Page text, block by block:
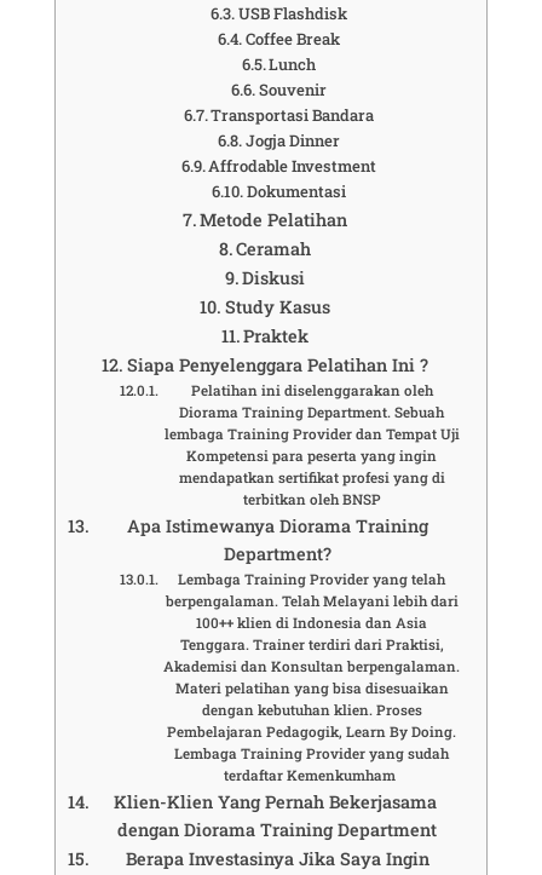
USB Flashdisk
Coffee Break
Lunch
Souvenir
Transportasi Bandara
Jogja Dinner
Affrodable Investment
Dokumentasi
Metode Pelatihan
Ceramah
Diskusi
Study Kasus
Praktek
Siapa Penyelenggara Pelatihan Ini ?
Pelatihan ini diselenggarakan oleh
Diorama Training Department. Sebuah
lembaga Training Provider dan Tempat Uji
Kompetensi para peserta yang ingin
mendapatkan sertifikat profesi yang di
terbitkan oleh BNSP
Apa Istimewanya Diorama Training
Department?
Lembaga Training Provider yang telah
berpengalaman. Telah Melayani lebih dari
100++ klien di Indonesia dan Asia
Tenggara. Trainer terdiri dari Praktisi,
Akademisi dan Konsultan berpengalaman.
Materi pelatihan yang bisa disesuaikan
dengan kebutuhan klien. Proses
Pembelajaran Pedagogik, Learn By Doing.
Lembaga Training Provider yang sudah
terdaftar Kemenkumham
Klien-Klien Yang Pernah Bekerjasama
dengan Diorama Training Department
Berapa Investasinya Jika Saya Ingin